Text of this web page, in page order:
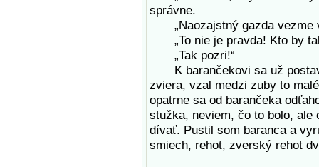
správne.
„Naozajstný gazda vezme
„To nie je pravda! Kto by
„Tak pozri!“
K barančekovi sa už
zviera, vzal medzi zuby to
opatrne sa od barančeka
stužka, neviem, čo to bolo,
dívať. Pustil som baranca a
smiech, rehot, zverský rehot